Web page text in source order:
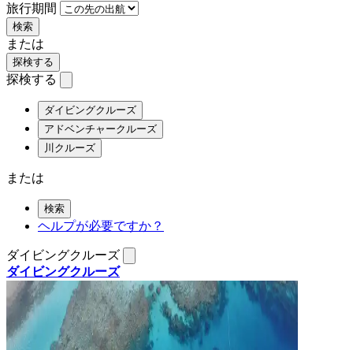
旅行期間
検索
または
探検する
探検する
ダイビングクルーズ
アドベンチャークルーズ
川クルーズ
または
検索
ヘルプが必要ですか？
ダイビングクルーズ
ダイビングクルーズ